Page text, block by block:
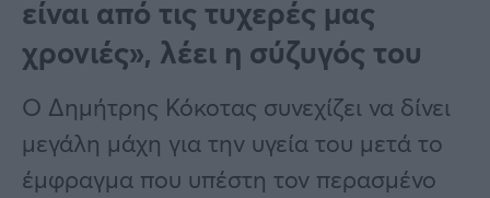
Επιδοτήσεις
ΕΣΠΑ
Κόσμος
Lifestyle
Αθλητικά
Υγεία
είναι από τις τυχερές μας
χρονιές», λέει η σύζυγός του
Ο Δημήτρης Κόκοτας συνεχίζει να δίνει
μεγάλη μάχη για την υγεία του μετά το
έμφραγμα που υπέστη τον περασμένο